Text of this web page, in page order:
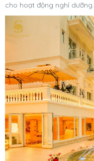
cho hoạt động nghỉ dưỡng.